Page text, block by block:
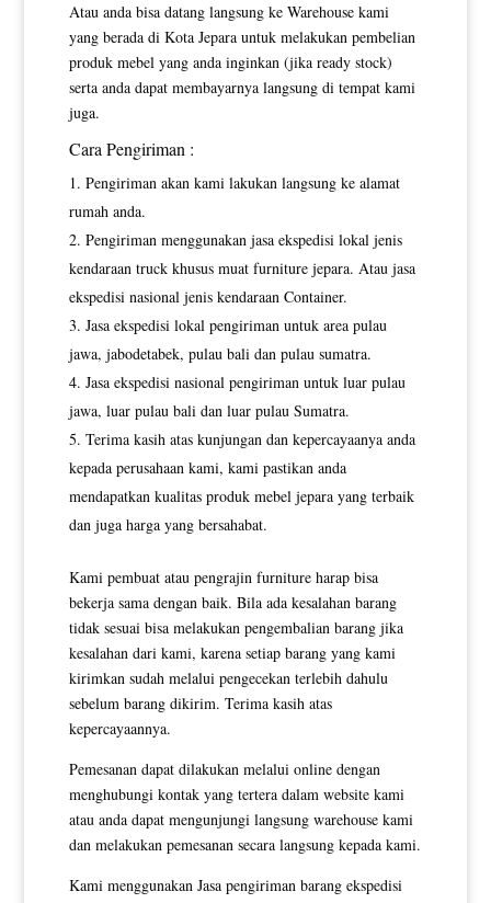
Atau anda bisa datang langsung ke Warehouse kami
yang berada di Kota Jepara untuk melakukan pembelian
produk mebel yang anda inginkan (jika ready stock)
serta anda dapat membayarnya langsung di tempat kami
juga.
Cara Pengiriman :
Pengiriman akan kami lakukan langsung ke alamat
rumah anda.
Pengiriman menggunakan jasa ekspedisi lokal jenis
kendaraan truck khusus muat furniture jepara. Atau jasa
ekspedisi nasional jenis kendaraan Container.
Jasa ekspedisi lokal pengiriman untuk area pulau
jawa, jabodetabek, pulau bali dan pulau sumatra.
Jasa ekspedisi nasional pengiriman untuk luar pulau
jawa, luar pulau bali dan luar pulau Sumatra.
Terima kasih atas kunjungan dan kepercayaanya anda
kepada perusahaan kami, kami pastikan anda
mendapatkan kualitas produk mebel jepara yang terbaik
dan juga harga yang bersahabat.
Kami pembuat atau pengrajin furniture harap bisa
bekerja sama dengan baik. Bila ada kesalahan barang
tidak sesuai bisa melakukan pengembalian barang jika
kesalahan dari kami, karena setiap barang yang kami
kirimkan sudah melalui pengecekan terlebih dahulu
sebelum barang dikirim. Terima kasih atas
kepercayaannya.
Pemesanan dapat dilakukan melalui online dengan
menghubungi kontak yang tertera dalam website kami
atau anda dapat mengunjungi langsung warehouse kami
dan melakukan pemesanan secara langsung kepada kami.
Kami menggunakan Jasa pengiriman barang ekspedisi